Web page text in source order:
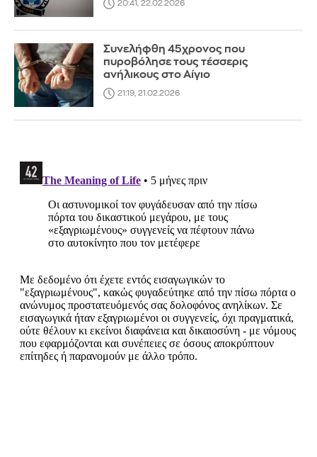
20:41, 22.02.2026
Συνελήφθη 45χρονος που
πυροβόλησε τους τέσσερις
ανήλικους στο Αίγιο
21:19, 21.02.2026